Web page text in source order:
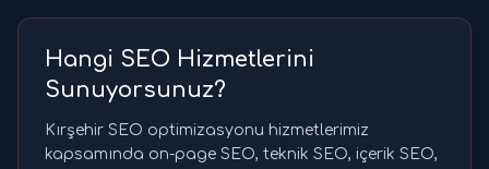
Hangi SEO Hizmetlerini
Sunuyorsunuz?
Kırşehir SEO optimizasyonu hizmetlerimiz
kapsamında on-page SEO, teknik SEO, içerik SEO,